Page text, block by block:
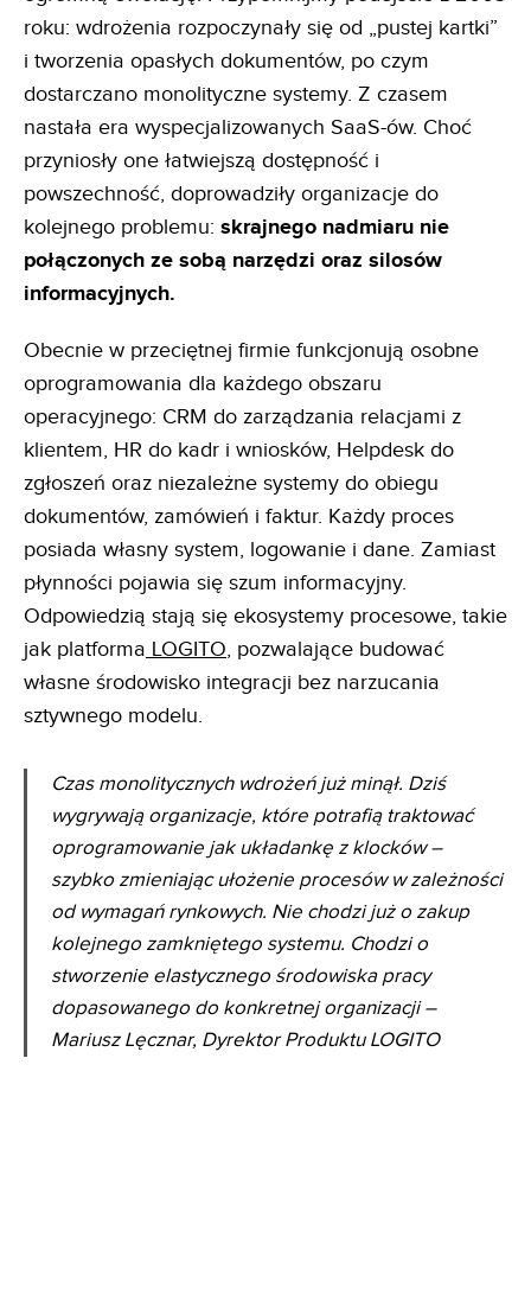
roku: wdrożenia rozpoczynały się od „pustej kartki”
i tworzenia opasłych dokumentów, po czym
dostarczano monolityczne systemy. Z czasem
nastała era wyspecjalizowanych SaaS-ów. Choć
przyniosły one łatwiejszą dostępność i
powszechność, doprowadziły organizacje do
kolejnego problemu: skrajnego nadmiaru nie
połączonych ze sobą narzędzi oraz silosów
informacyjnych.
Obecnie w przeciętnej firmie funkcjonują osobne
oprogramowania dla każdego obszaru
operacyjnego: CRM do zarządzania relacjami z
klientem, HR do kadr i wniosków, Helpdesk do
zgłoszeń oraz niezależne systemy do obiegu
dokumentów, zamówień i faktur. Każdy proces
posiada własny system, logowanie i dane. Zamiast
płynności pojawia się szum informacyjny.
Odpowiedzią stają się ekosystemy procesowe, takie
jak platforma LOGITO, pozwalające budować
własne środowisko integracji bez narzucania
sztywnego modelu.
Czas monolitycznych wdrożeń już minął. Dziś
wygrywają organizacje, które potrafią traktować
oprogramowanie jak układankę z klocków –
szybko zmieniając ułożenie procesów w zależności
od wymagań rynkowych. Nie chodzi już o zakup
kolejnego zamkniętego systemu. Chodzi o
stworzenie elastycznego środowiska pracy
dopasowanego do konkretnej organizacji –
Mariusz Lęcznar, Dyrektor Produktu LOGITO